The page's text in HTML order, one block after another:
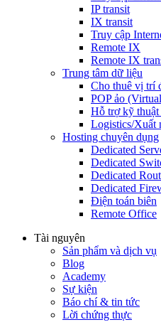
IP transit
IX transit
Truy cập
Remote IX
Remote IX
Trung tâm dữ liệu
Cho thuê vị trí
POP ảo
Hỗ trợ kỹ
Logistics/Xuất
Hosting chuyên dụng
Dedicated
Dedicated
Dedicated
Dedicated
Điện toán biên
Remote Office
Tài nguyên
Sản phẩm và dịch vụ
Blog
Academy
Sự kiện
Báo chí & tin tức
Lời chứng thực